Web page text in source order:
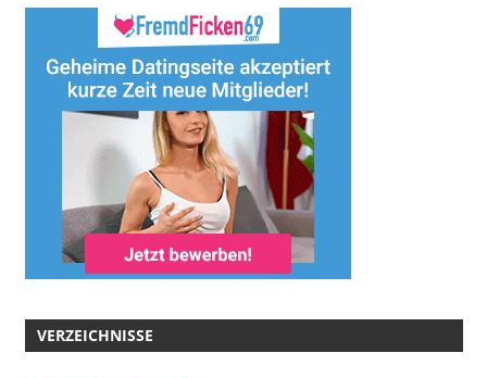
VERZEICHNISSE